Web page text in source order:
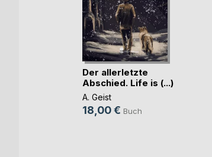
Der allerletzte
Abschied. Life is (...)
A. Geist
18,00 € Buch